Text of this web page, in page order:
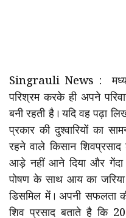
Singrauli News :
परिश्रम करके ही अपने
बनी रहती है। यदि वह पढ़ा
प्रकार की दुश्वारियों का
रहने वाले किसान
आड़े नहीं आने दिया और
पोषण के साथ आय का
डिसमिल में। अपनी सफलता
शिव प्रसाद बताते है कि